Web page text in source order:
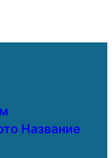
Название